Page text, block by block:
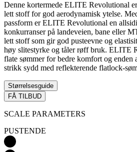
Denne kortermede ELITE Revolutional
lett stoff for god aerodynamisk ytelse.
passform er ELITE Revolutional en
konkurranser på landeveien, bane eller
lett stoff som gir god pusteevne og
høy slitestyrke og tåler røff bruk. ELITE
flate sømmer for bedre komfort og enden
strikk sydd med reflekterende flatlock-
Størrelsesguide
FÅ TILBUD
SCALE PARAMETERS
PUSTENDE